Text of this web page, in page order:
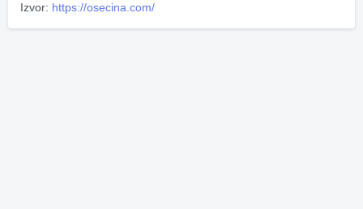
Izvor: https://osecina.com/